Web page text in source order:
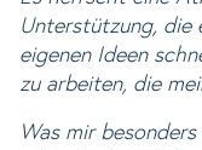
Unterstützung, die
eigenen Ideen
zu arbeiten, die
Was mir